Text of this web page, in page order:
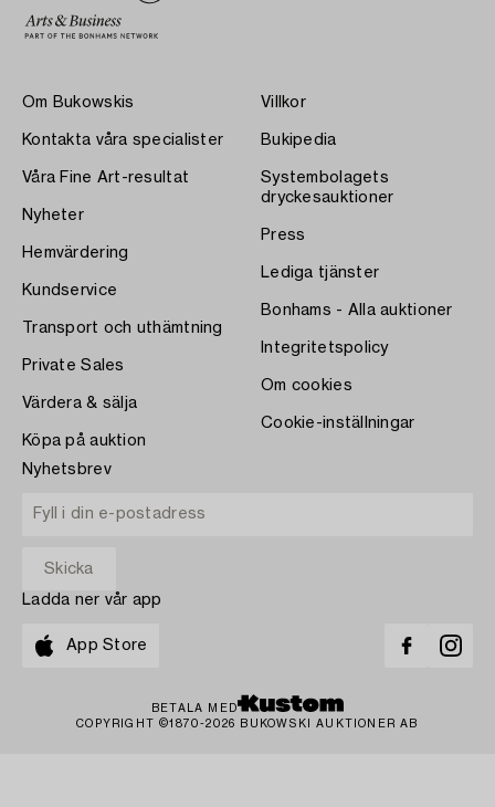
Om Bukowskis
Kontakta våra specialister
Våra Fine Art-resultat
Nyheter
Hemvärdering
Kundservice
Transport och uthämtning
Private Sales
Värdera & sälja
Köpa på auktion
Villkor
Bukipedia
Systembolagets
dryckesauktioner
Press
Lediga tjänster
Bonhams - Alla auktioner
Integritetspolicy
Om cookies
Cookie-inställningar
Nyhetsbrev
Ladda ner vår app
App Store
BETALA MED
COPYRIGHT ©1870-2026 BUKOWSKI AUKTIONER AB